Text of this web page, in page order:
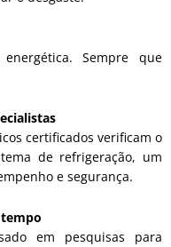
Sempre que
certificados verificam o
de refrigeração, um
e segurança.
em pesquisas para